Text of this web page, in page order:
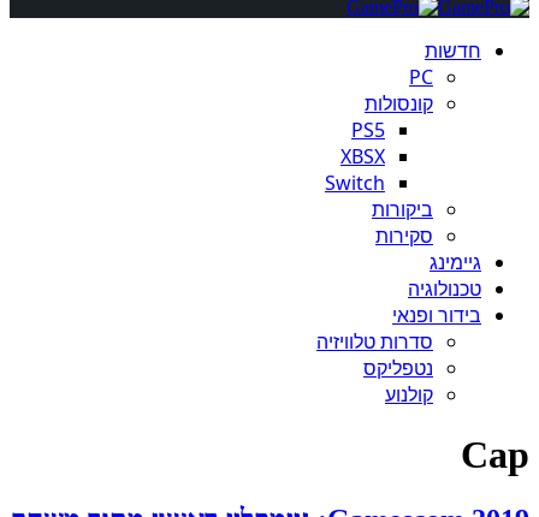
חדשות
PC
קונסולות
PS5
XBSX
Switch
ביקורות
סקירות
גיימינג
טכנולוגיה
בידור ופנאי
סדרות טלוויזיה
נטפליקס
קולנוע
Cap